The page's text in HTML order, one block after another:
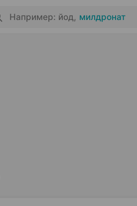
Например: йод, милдронат